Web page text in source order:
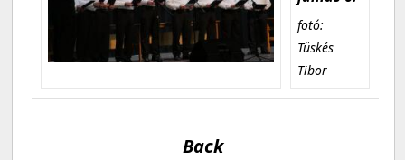
fotó:
Tüskés
Tibor
Back